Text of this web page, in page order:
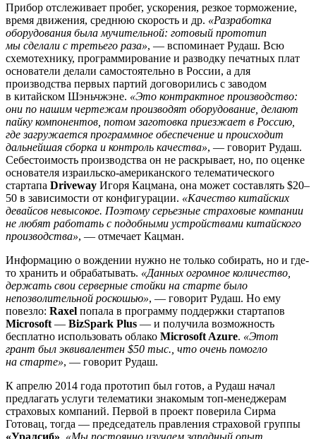
Прибор отслеживает пробег, ускорения, резкое торможение,
время движения, среднюю скорость и др. «Разработка
оборудования была мучительной: готовый прототип
мы сделали с третьего раза», — вспоминает Рудаш. Всю
схемотехнику, программирование и разводку печатных плат
основатели делали самостоятельно в России, а для
производства первых партий договорились с заводом
в китайском Шэньчжэне. «Это контрактное производство:
они по нашим чертежам производят оборудование, делают
пайку компонентов, потом заготовка приезжает в Россию,
где загружается программное обеспечение и происходит
дальнейшая сборка и контроль качества», — говорит Рудаш.
Себестоимость производства он не раскрывает, но, по оценке
основателя израильско-американского телематического
стартапа Driveway Игоря Кацмана, она может составлять $20–
50 в зависимости от конфигурации. «Качество китайских
девайсов невысокое. Поэтому серьезные страховые компании
не любят работать с подобными устройствами китайского
производства», — отмечает Кацман.
Информацию о вождении нужно не только собирать, но и где-
то хранить и обрабатывать. «Данных огромное количество,
держать свои серверные стойки на старте было
непозволительной роскошью», — говорит Рудаш. Но ему
повезло: Raxel попала в программу поддержки стартапов
Microsoft — BizSpark Plus — и получила возможность
бесплатно использовать облако Microsoft Azure. «Этот
грант был эквивалентен $50 тыс., что очень помогло
на старте», — говорит Рудаш.
К апрелю 2014 года прототип был готов, а Рудаш начал
предлагать услуги телематики знакомым топ-менеджерам
страховых компаний. Первой в проект поверила Сирма
Готовац, тогда — председатель правления страховой группы
«Уралсиб». «Мы постоянно изучаем западный опыт